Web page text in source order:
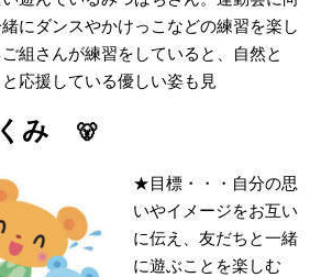
にダンスやかけっこなどの練習を楽し
組さんが練習をしていると、自然と
と応援している優しい姿も見
み 🐻
★目標・・・ 自分の思
いやイメージをお互い
に伝え、友だちと一緒
に遊ぶことを楽しむ